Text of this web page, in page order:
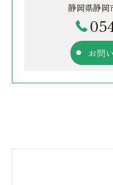
静岡県静岡
お問